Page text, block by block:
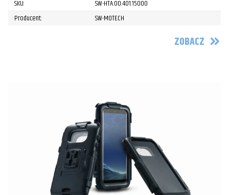
SKU:
SW-HTA.00.401.15000
Producent:
SW-MOTECH
ZOBACZ